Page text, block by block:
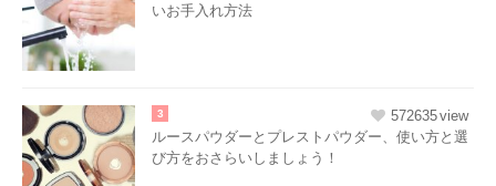
いお手入れ方法
3
572635
ルースパウダーとプレストパウダー、使い方と選
び方をおさらいしましょう！